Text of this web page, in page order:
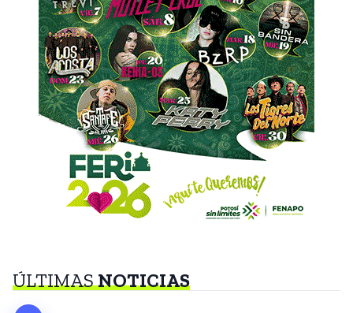
ÚLTIMASNOTICIAS